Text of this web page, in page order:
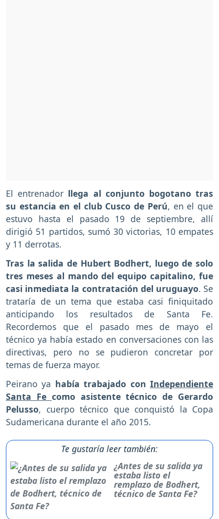
El entrenador llega al conjunto bogotano tras
su estancia en el club Cusco de Perú, en el que
estuvo hasta el pasado 19 de septiembre, allí
dirigió 51 partidos, sumó 30 victorias, 10 empates
y 11 derrotas.
Tras la salida de Hubert Bodhert, luego de solo
tres meses al mando del equipo capitalino, fue
casi inmediata la contratación del uruguayo. Se
trataría de un tema que estaba casi finiquitado
anticipando los resultados de Santa Fe.
Recordemos que el pasado mes de mayo el
técnico ya había estado en conversaciones con las
directivas, pero no se pudieron concretar por
temas de fuerza mayor.
Peirano ya había trabajado conIndependiente
Santa Fe como asistente técnico de Gerardo
Pelusso, cuerpo técnico que conquistó la Copa
Sudamericana durante el año 2015.
Te gustaría leer también:
¿Antes de su salida ya
estaba listo el
remplazo de Bodhert,
técnico de Santa Fe?